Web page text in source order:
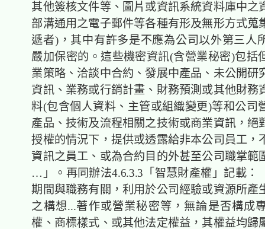
其他簽核文件等、圖片或資訊系統資料庫中之
部溝通用之電子郵件等各種有形及無形方式蒐
遞者)，其中有許多是不應為公司以外第三人
嚴加保密的。這些機密資訊(含營業秘密)包括
業策略、洽談中合約、發展中產品、未公開研
資訊、業務或行銷計畫、財務預測或其他財務
料(包含個人資料、主管或組織變更)等和公司
產品、技術及流程相關之技術或商業資訊，絕
授權的情況下，提供或透露給非本公司員工，
資訊之員工、或為合約目的外甚至公司職掌範
…」。再同辦法4.6.3.3「智慧財產權」記載：
期間與職務有關，利用於公司經驗或資源所產
之構想...著作或營業秘密等，無論是否構成
權、商標樣式、或其他法定權益，其權益均歸